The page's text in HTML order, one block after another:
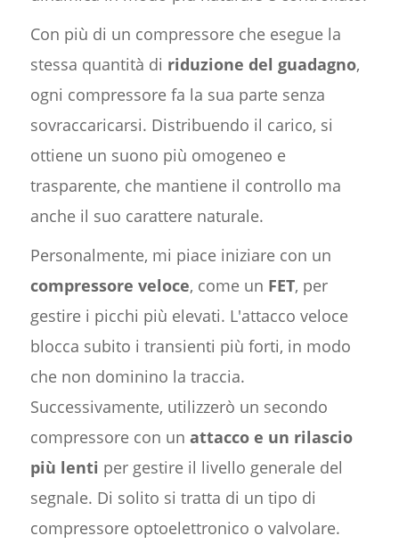
Con più di un compressore che esegue la
stessa quantità di riduzione del guadagno,
ogni compressore fa la sua parte senza
sovraccaricarsi. Distribuendo il carico, si
ottiene un suono più omogeneo e
trasparente, che mantiene il controllo ma
anche il suo carattere naturale.
Personalmente, mi piace iniziare con un
compressore veloce, come un FET, per
gestire i picchi più elevati. L'attacco veloce
blocca subito i transienti più forti, in modo
che non dominino la traccia.
Successivamente, utilizzerò un secondo
compressore con un attacco e un rilascio
più lenti per gestire il livello generale del
segnale. Di solito si tratta di un tipo di
compressore optoelettronico o valvolare.